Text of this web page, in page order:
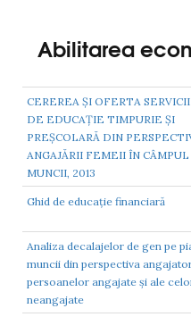
Abilitarea
CEREREA ŞI OFERTA
DE EDUCAŢIE TIMPURIE ŞI
PREŞCOLARĂ DIN
ANGAJĂRII FEMEII ÎN CÂMPUL
MUNCII, 2013
Ghid de educație financiară
Analiza decalajelor de gen pe
muncii din perspectiva
persoanelor angajate și ale
neangajate